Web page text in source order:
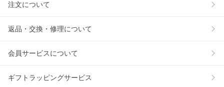
注文について
返品・交換・修理について
会員サービスについて
ギフトラッピングサービス